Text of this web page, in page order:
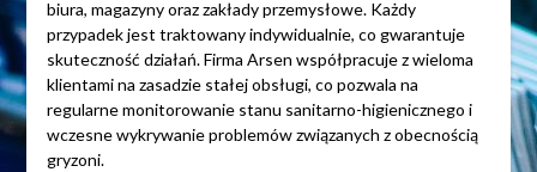
biura, magazyny oraz zakłady przemysłowe. Każdy
przypadek jest traktowany indywidualnie, co gwarantuje
skuteczność działań. Firma Arsen współpracuje z wieloma
klientami na zasadzie stałej obsługi, co pozwala na
regularne monitorowanie stanu sanitarno-higienicznego i
wczesne wykrywanie problemów związanych z obecnością
gryzoni.